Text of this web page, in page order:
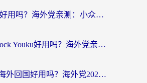
穿梭和快喵好用吗？海外党亲测：小众加速器对比+番茄加速器深度体验
云极和Unblock Youku好用吗？海外党亲测+2026回国加速器避坑指南
ChickCN和海外回国好用吗？海外党2026亲测：从手游到影音，选对加速器的3个关键